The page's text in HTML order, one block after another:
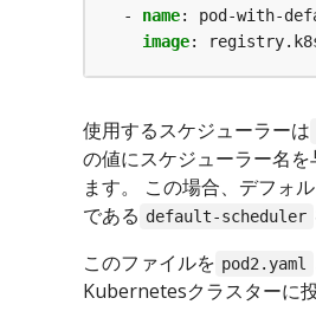
- name:
pod-with-
image:
使用するスケジューラーは
の値にスケジューラー名
ます。 この場合、デフォ
である default-scheduler
このファイルを pod2.yaml
Kubernetesクラスターに投